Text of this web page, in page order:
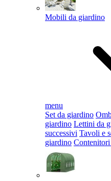
Mobili da giardino
menu
Set da giardino
giardino Lettini da
successivi Tavoli e
giardino Contenitori